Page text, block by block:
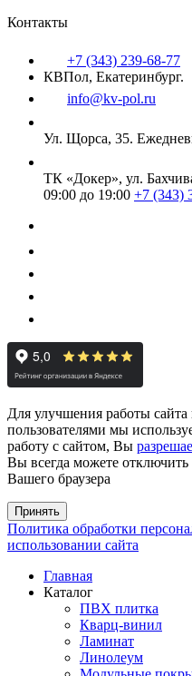
Контакты
+7 (343) 239-68-77
КВПол, Екатеринбург.
info@kv-pol.ru
Ул. Щорса, 35.
ТК «Докер», ул.
09:00 до 19:00 +7 (343)
Для улучшения работы сайта
пользователями мы
работу с сайтом, Вы
Вы всегда можете
Вашего браузера
Принять
Политика обработки
использовании сайта
Главная
Каталог
ПВХ плитка
Кварц-винил
Ламинат
Линолеум